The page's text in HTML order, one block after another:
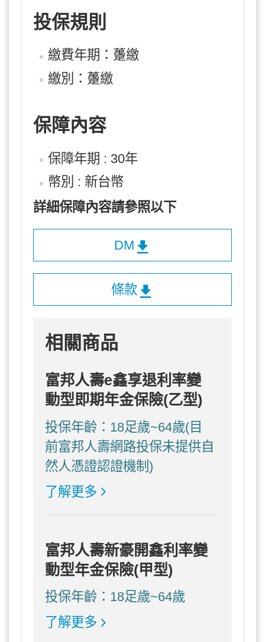
投保規則
繳費年期：躉繳
繳別：躉繳
保障內容
保障年期 : 30年
幣別 : 新台幣
詳細保障內容請參照以下
DM
條款
相關商品
富邦人壽e鑫享退利率變
動型即期年金保險(乙型)
投保年齡：18足歲~64歲(目
前富邦人壽網路投保未提供自
然人憑證認證機制)
了解更多
富邦人壽新豪開鑫利率變
動型年金保險(甲型)
投保年齡：18足歲~64歲
了解更多